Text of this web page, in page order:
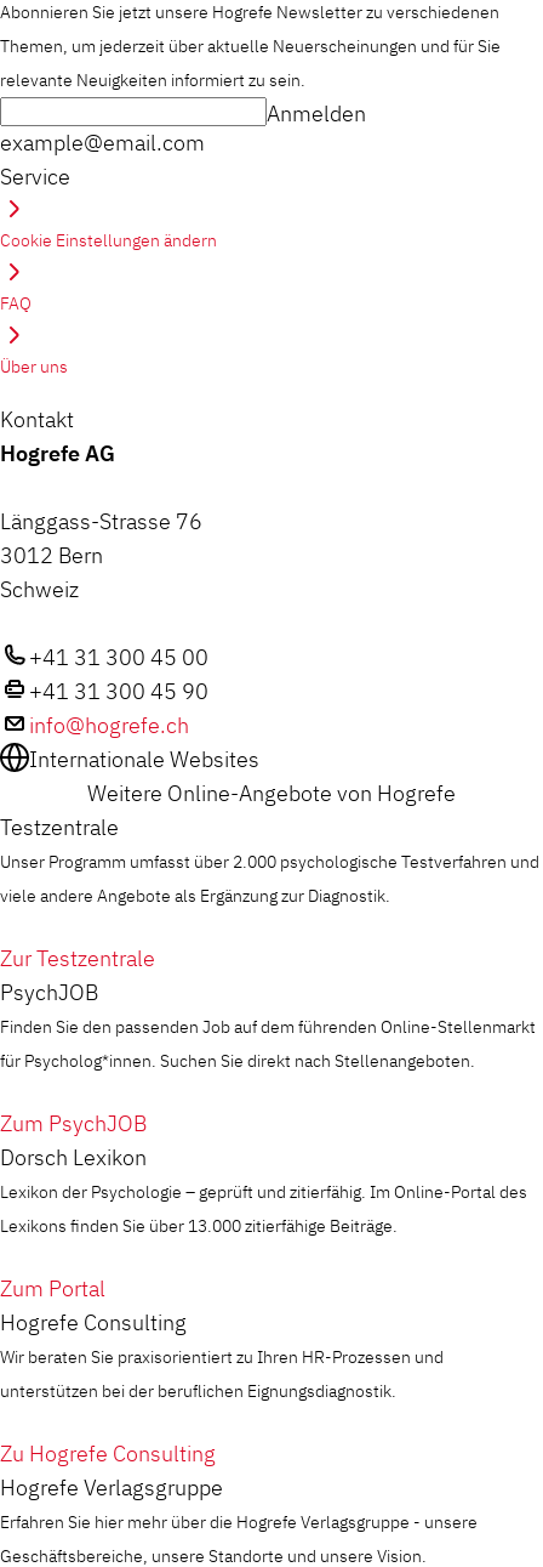
Abonnieren Sie jetzt unsere Hogrefe Newsletter zu verschiedenen
Themen, um jederzeit über aktuelle Neuerscheinungen und für Sie
relevante Neuigkeiten informiert zu sein.
example@email.com
Anmelden
Service
Cookie Einstellungen ändern
FAQ
Über uns
Kontakt
Hogrefe AG
Länggass-Strasse 76
3012 Bern
Schweiz
+41 31 300 45 00
+41 31 300 45 90
info@hogrefe.ch
Internationale Websites
Weitere Online-Angebote von Hogrefe
Testzentrale
Unser Programm umfasst über 2.000 psychologische Testverfahren und
viele andere Angebote als Ergänzung zur Diagnostik.
Zur Testzentrale
PsychJOB
Finden Sie den passenden Job auf dem führenden Online-Stellenmarkt
für Psycholog*innen. Suchen Sie direkt nach Stellenangeboten.
Zum PsychJOB
Dorsch Lexikon
Lexikon der Psychologie – geprüft und zitierfähig. Im Online-Portal des
Lexikons finden Sie über 13.000 zitierfähige Beiträge.
Zum Portal
Hogrefe Consulting
Wir beraten Sie praxisorientiert zu Ihren HR-Prozessen und
unterstützen bei der beruflichen Eignungsdiagnostik.
Zu Hogrefe Consulting
Hogrefe Verlagsgruppe
Erfahren Sie hier mehr über die Hogrefe Verlagsgruppe - unsere
Geschäftsbereiche, unsere Standorte und unsere Vision.